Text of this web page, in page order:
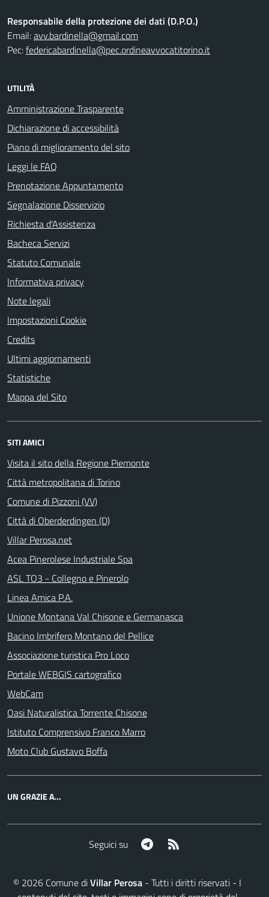
Responsabile della protezione dei dati (D.P.O.)
Email:avv.bardinella@gmail.com
Pec:federicabardinella@pec.ordineavvocatitorino.it
UTILITÀ
Amministrazione Trasparente
Dichiarazione di accessibilità
Piano di miglioramento del sito
Leggi le FAQ
Prenotazione Appuntamento
Segnalazione Disservizio
Richiesta d'Assistenza
Bacheca Servizi
Statuto Comunale
Informativa privacy
Note legali
Impostazioni Cookie
Credits
Ultimi aggiornamenti
Statistiche
Mappa del Sito
SITI AMICI
Visita il sito della Regione Piemonte
Città metropolitana di Torino
Comune di Pizzoni (VV)
Città di Oberderdingen (D)
Villar Perosa.net
Acea Pinerolese Industriale Spa
ASL TO3 - Collegno e Pinerolo
Linea Amica P.A.
Unione Montana Val Chisone e Germanasca
Bacino Imbrifero Montano del Pellice
Associazione turistica Pro Loco
Portale WEBGIS cartografico
WebCam
Oasi Naturalistica Torrente Chisone
Istituto Comprensivo Franco Marro
Moto Club Gustavo Boffa
UN GRAZIE A...
Seguici su Telegram
© 2026 Comune diVillar Perosa - Tutti i diritti riservati - I